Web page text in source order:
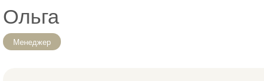
Ольга
Менеджер